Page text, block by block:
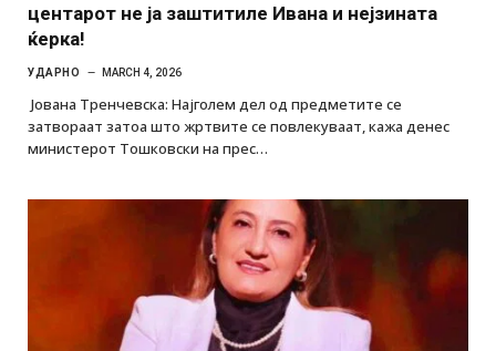
центарот не ја заштитиле Ивана и нејзината
ќерка!
УДАРНО MARCH 4, 2026
Јована Тренчевска: Најголем дел од предметите се
затвораат затоа што жртвите се повлекуваат, кажа денес
министерот Тошковски на прес…